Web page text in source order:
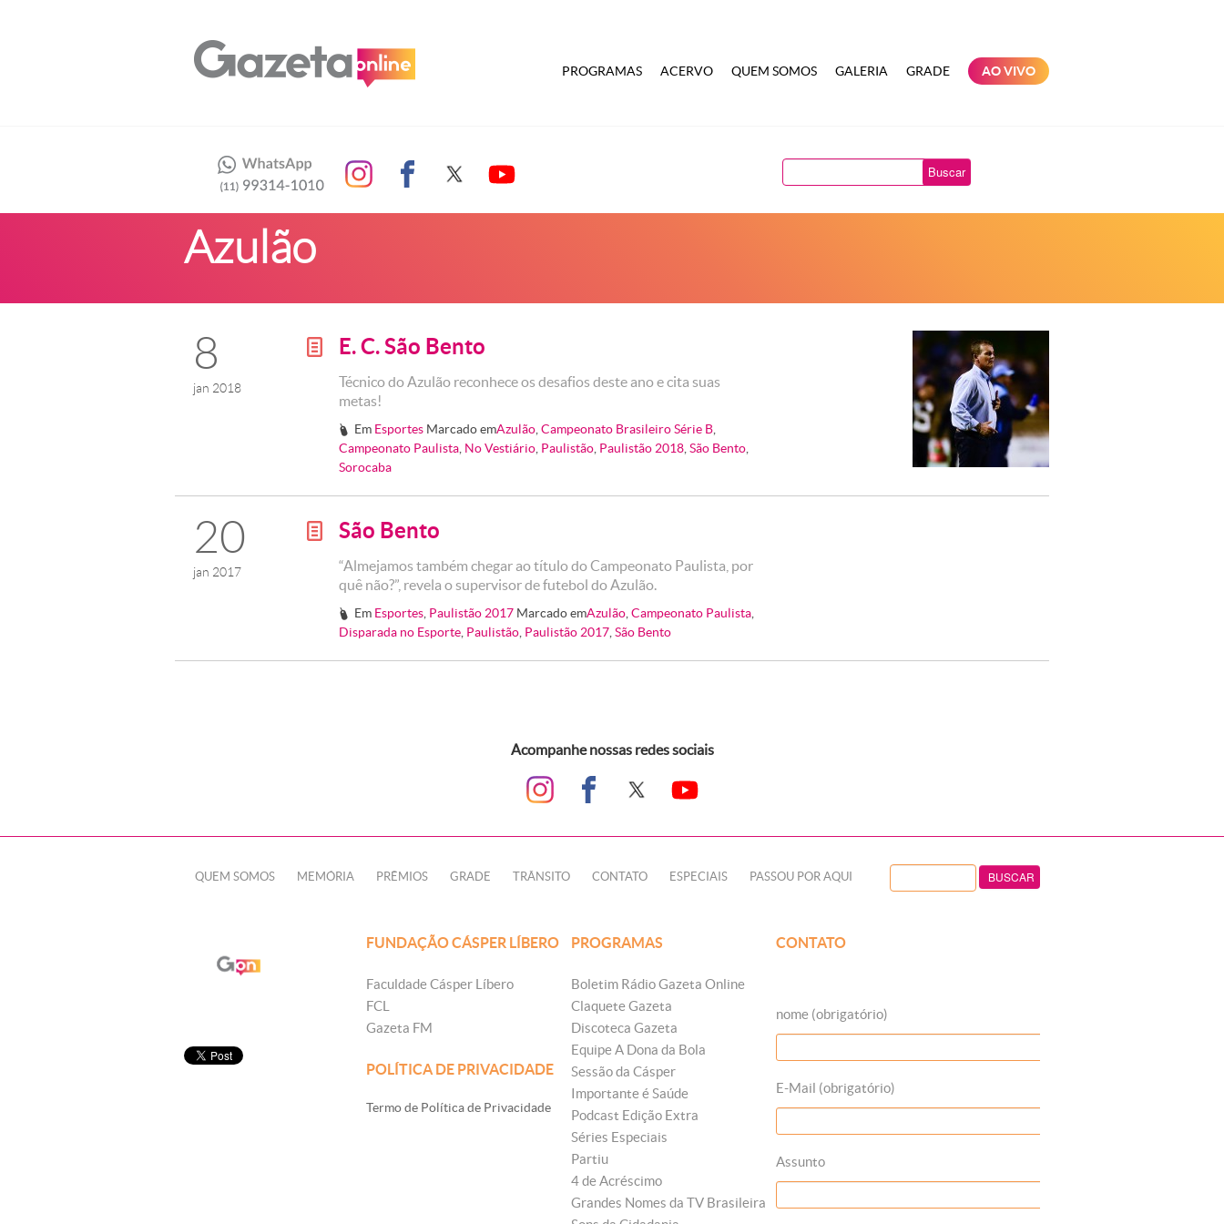
PROGRAMAS ACERVO QUEM SOMOS GALERIA GRADE AO VIVO
Buscar
Azulão
8
jan 2018
g E. C. São Bento
Técnico do Azulão reconhece os desafios deste ano e cita suas
metas!
# Em Esportes Marcado emAzulão ,Campeonato Brasileiro Série B
Campeonato Paulista No Vestiário Paulistão Paulistão 2018 São Bento
Sorocaba
20
jan 2017
g São Bento
“Almejamos também chegar ao título do Campeonato Paulista, por
quê não?”, revela o supervisor de futebol do Azulão.
# Em Esportes Paulistão 2017 Marcado emAzulão ,Campeonato Paulista
Disparada no Esporte Paulistão Paulistão 2017 São Bento
Acompanhe nossas redes sociais
QUEM SOMOS MEMÓRIA PRÊMIOS GRADE TRÂNSITO CONTATO ESPECIAIS PASSOU POR AQUI
FUNDAÇÃO CÁSPER LÍBERO
Faculdade Cásper Líbero
FCL
Gazeta FM
POLÍTICA DE PRIVACIDADE
Termo de Política de Privacidade
PROGRAMAS
Boletim Rádio Gazeta Online
Claquete Gazeta
Discoteca Gazeta
Equipe A Dona da Bola
Sessão da Cásper
Importante é Saúde
Podcast Edição Extra
Séries Especiais
Partiu
4 de Acréscimo
Grandes Nomes da TV Brasileira
CONTATO
nome (obrigatório)
E-Mail (obrigatório)
Assunto